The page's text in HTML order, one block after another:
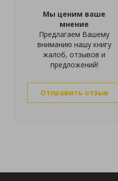
Мы ценим ваше
мнение
Предлагаем Вашему
вниманию нашу книгу
жалоб, отзывов и
предложений!
Отправить отзыв